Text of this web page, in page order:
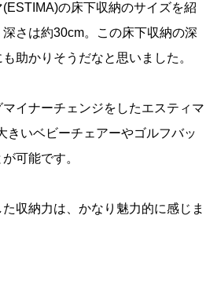
の床下収納のサイズを紹
さは約30cm。この床下収納の深
助かりそうだなと思いました。
イナーチェンジをしたエスティマ
きいベビーチェアーやゴルフバッ
可能です。
収納力は、かなり魅力的に感じま